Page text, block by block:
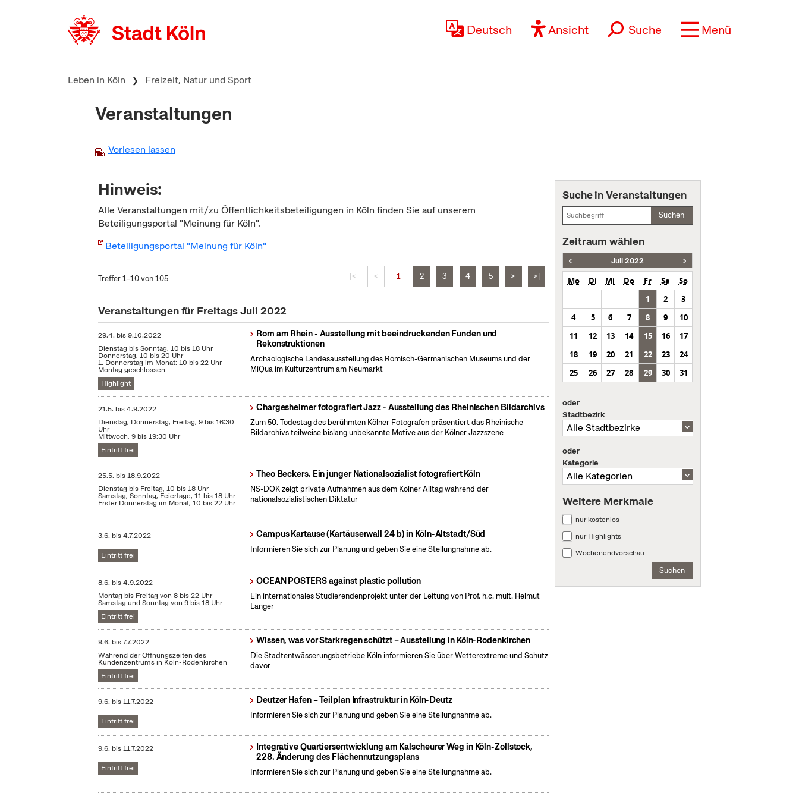
Deutsch Ansicht Suche Menü
Leben in Köln Freizeit, Natur und Sport
Veranstaltungen
Vorlesen lassen
Hinweis:
Alle Veranstaltungen mit/zu Öffentlichkeitsbeteiligungen in Köln finden Sie auf unserem
Beteiligungsportal "Meinung für Köln".
Beteiligungsportal "Meinung für Köln"
Treffer 1–10 von 105 |< < 1 2 3 4 5 > >|
Veranstaltungen für Freitags Juli 2022
29.4. bis9.10.2022
Dienstag bis Sonntag, 10 bis 18 Uhr
Donnerstag, 10 bis 20 Uhr
1. Donnerstag im Monat: 10 bis 22 Uhr
Montag geschlossen
Highlight
Rom am Rhein - Ausstellung mit beeindruckenden Funden und
Rekonstruktionen
Archäologische Landesausstellung des Römisch-Germanischen Museums und der
MiQua im Kulturzentrum am Neumarkt
21.5. bis4.9.2022
Dienstag, Donnerstag, Freitag, 9 bis 16:30
Uhr
Mittwoch, 9 bis 19:30 Uhr
Eintritt frei
Chargesheimer fotografiert Jazz - Ausstellung des Rheinischen Bildarchivs
Zum 50. Todestag des berühmten Kölner Fotografen präsentiert das Rheinische
Bildarchivs teilweise bislang unbekannte Motive aus der Kölner Jazzszene
25.5. bis18.9.2022
Dienstag bis Freitag, 10 bis 18 Uhr
Samstag, Sonntag, Feiertage, 11 bis 18 Uhr
Erster Donnerstag im Monat, 10 bis 22 Uhr
Theo Beckers. Ein junger Nationalsozialist fotografiert Köln
NS-DOK zeigt private Aufnahmen aus dem Kölner Alltag während der
nationalsozialistischen Diktatur
3.6. bis4.7.2022
Eintritt frei
Campus Kartause (Kartäuserwall 24 b) in Köln-Altstadt/Süd
Informieren Sie sich zur Planung und geben Sie eine Stellungnahme ab.
8.6. bis4.9.2022
Montag bis Freitag von 8 bis 22 Uhr
Samstag und Sonntag von 9 bis 18 Uhr
Eintritt frei
OCEAN POSTERS against plastic pollution
Ein internationales Studierendenprojekt unter der Leitung von Prof. h.c. mult. Helmut
Langer
9.6. bis7.7.2022
Während der Öffnungszeiten des
Kundenzentrums in Köln-Rodenkirchen
Eintritt frei
Wissen, was vor Starkregen schützt – Ausstellung in Köln-Rodenkirchen
Die Stadtentwässerungsbetriebe Köln informieren Sie über Wetterextreme und Schutz
davor
9.6. bis11.7.2022
Eintritt frei
Deutzer Hafen – Teilplan Infrastruktur in Köln-Deutz
Informieren Sie sich zur Planung und geben Sie eine Stellungnahme ab.
9.6. bis11.7.2022
Eintritt frei
Integrative Quartiersentwicklung am Kalscheurer Weg in Köln-Zollstock,
228. Änderung des Flächennutzungsplans
Informieren Sie sich zur Planung und geben Sie eine Stellungnahme ab.
Suche in Veranstaltungen
Suchen
Zeitraum wählen
Juli 2022
Mo Di Mi Do Fr Sa
So
1
2
3
4
5 6 7 8 9
10
11
12 13 14 15 16
17
18
19 20 21 22 23
24
25
26 27 28 29 30 31
oder
Stadtbezirk
oder
Kategorie
Weitere Merkmale
nur kostenlos
nur Highlights
Wochenendvorschau
Suchen